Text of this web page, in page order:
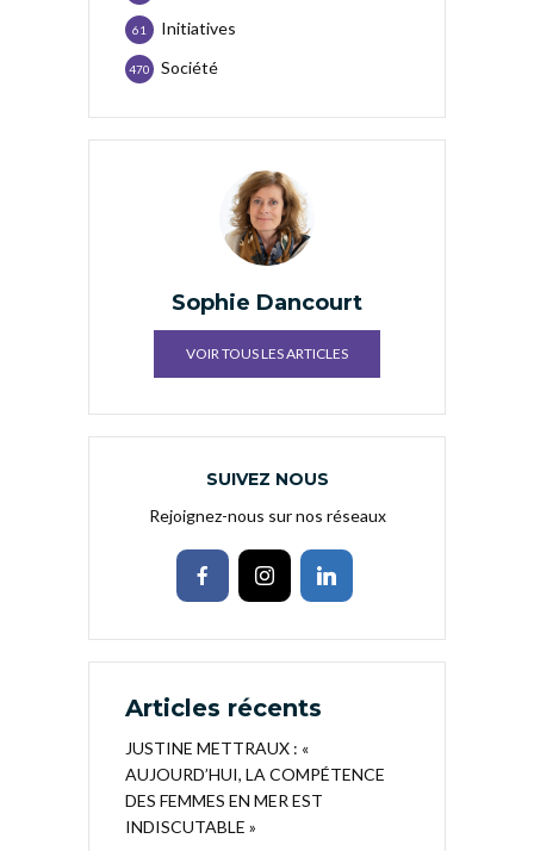
Initiatives
61
Société
470
Sophie Dancourt
VOIR TOUS LES ARTICLES
SUIVEZ NOUS
Rejoignez-nous sur nos réseaux
Articles récents
JUSTINE METTRAUX : «
AUJOURD’HUI, LA COMPÉTENCE
DES FEMMES EN MER EST
INDISCUTABLE »